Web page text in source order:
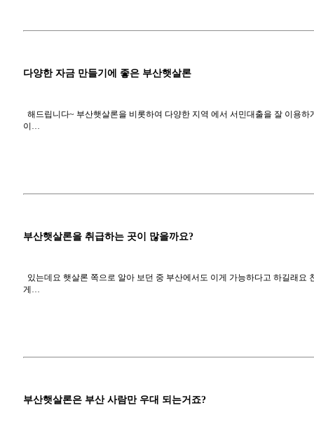
다양한 자금 만들기에 좋은 부산햇살론
해드립니다~ 부산햇살론을 비롯하여 다양한 지역 에서 서민대출을 잘 이용
이…
부산햇살론을 취급하는 곳이 많을까요?
있는데요 햇살론 쪽으로 알아 보던 중 부산에서도 이게 가능하다고 하길래
게…
부산햇살론은 부산 사람만 우대 되는거죠?